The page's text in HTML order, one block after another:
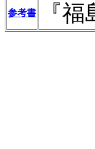
参考書 『福